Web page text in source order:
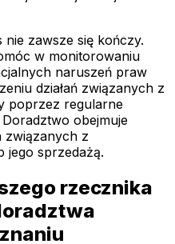
zawsze się kończy.
w monitorowaniu
naruszeń praw
działań związanych z
poprzez regularne
obejmuje
związanych z
jego sprzedażą.
rzecznika